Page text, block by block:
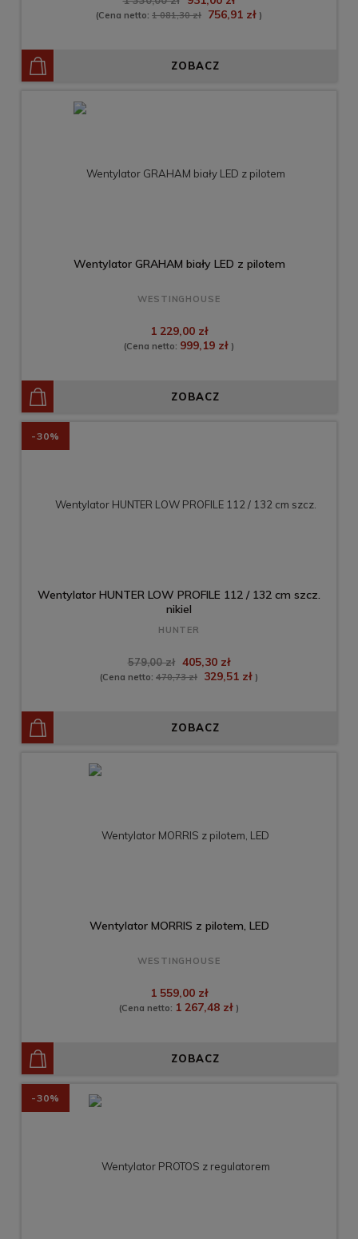
(Cena netto: 1 081,30 zł 756,91 zł )
ZOBACZ
Wentylator GRAHAM biały LED z pilotem
WESTINGHOUSE
1 229,00 zł
(Cena netto: 999,19 zł )
ZOBACZ
Wentylator HUNTER LOW PROFILE 112 / 132 cm szcz.
nikiel
HUNTER
579,00 zł 405,30 zł
(Cena netto: 470,73 zł 329,51 zł )
ZOBACZ
-30%
Wentylator MORRIS z pilotem, LED
WESTINGHOUSE
1 559,00 zł
(Cena netto: 1 267,48 zł )
ZOBACZ
-30%